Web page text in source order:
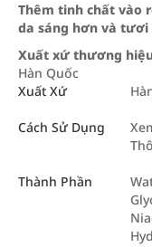
Thêm tinh chất vào
da sáng hơn và
Xuất xứ thương
Hàn Quốc
Xuất Xứ
Cách Sử Dụng
Thành Phần